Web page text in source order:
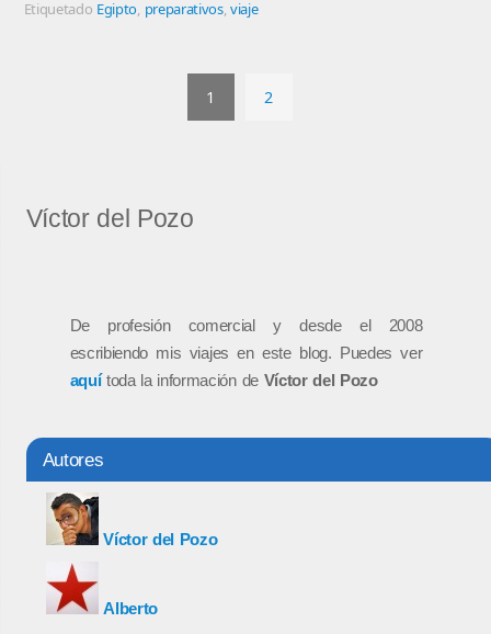
Etiquetado Egipto, preparativos,viaje
1 2
Víctor del Pozo
De profesión comercial y desde el 2008
escribiendo mis viajes en este blog. Puedes ver
aquítoda la información de Víctor del Pozo
Autores
Víctor del Pozo
Alberto